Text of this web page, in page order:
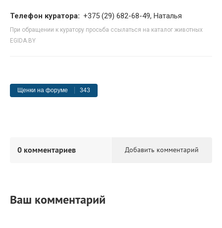
Телефон куратора: +375 (29) 682-68-49, Наталья
При обращении к куратору просьба ссылаться на каталог животных
EGIDA.BY
Щенки на форуме 343
Добавить комментарий
0 комментариев
Ваш комментарий